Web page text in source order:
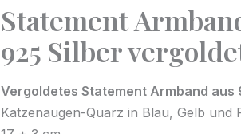
Statement
925 Silber
Vergoldetes Statement Armband aus
Katzenaugen-Quarz in Blau, Gelb und
Statement
Blau
Rosa
925